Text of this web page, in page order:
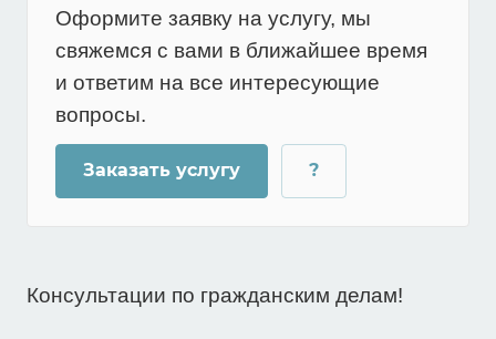
Оформите заявку на услугу, мы
свяжемся с вами в ближайшее время
и ответим на все интересующие
вопросы.
Заказать услугу ?
Консультации по гражданским делам!